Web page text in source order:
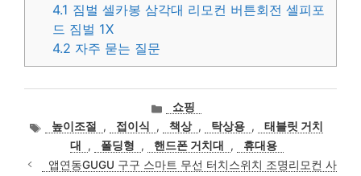
4.1 짐벌 셀카봉 삼각대 리모컨 버튼회전 셀피포
드 짐벌 1X
4.2 자주 묻는 질문
카
테
고
리
쇼핑
태높이조절 , 접이식 , 책상 , 탁상용 ,
태블릿 거치
대
, 폴딩형 , 핸드폰 거치대 ,
휴대용
앱연동GUGU 구구 스마트 무선 터치스위치 조명리모컨 사